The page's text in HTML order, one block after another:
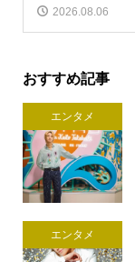
2026.08.06
おすすめ記事
エンタメ
エンタメ